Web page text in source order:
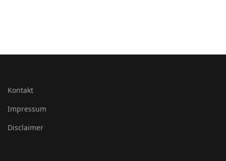
Kontakt
Impressum
Disclaimer